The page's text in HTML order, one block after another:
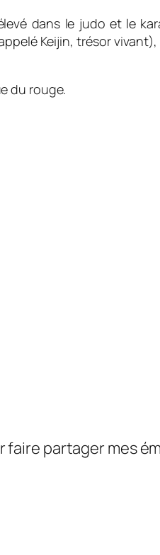
dans le judo et le
Keijin,trésor vivant),
du rouge.
faire partager mes